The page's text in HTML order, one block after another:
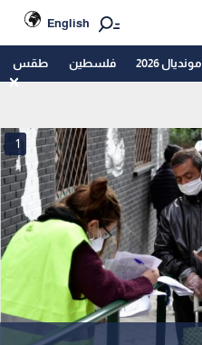
English
مونديال 2026 فلسطين طقس
1